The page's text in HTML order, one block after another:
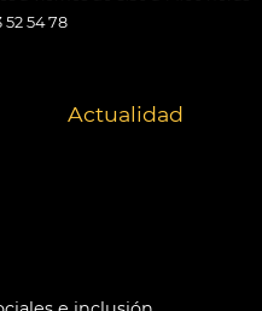
52 54 78
Actualidad